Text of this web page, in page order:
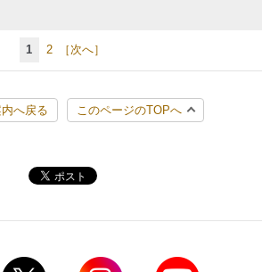
1 2 ［次へ］
へ戻る このページのTOPへ